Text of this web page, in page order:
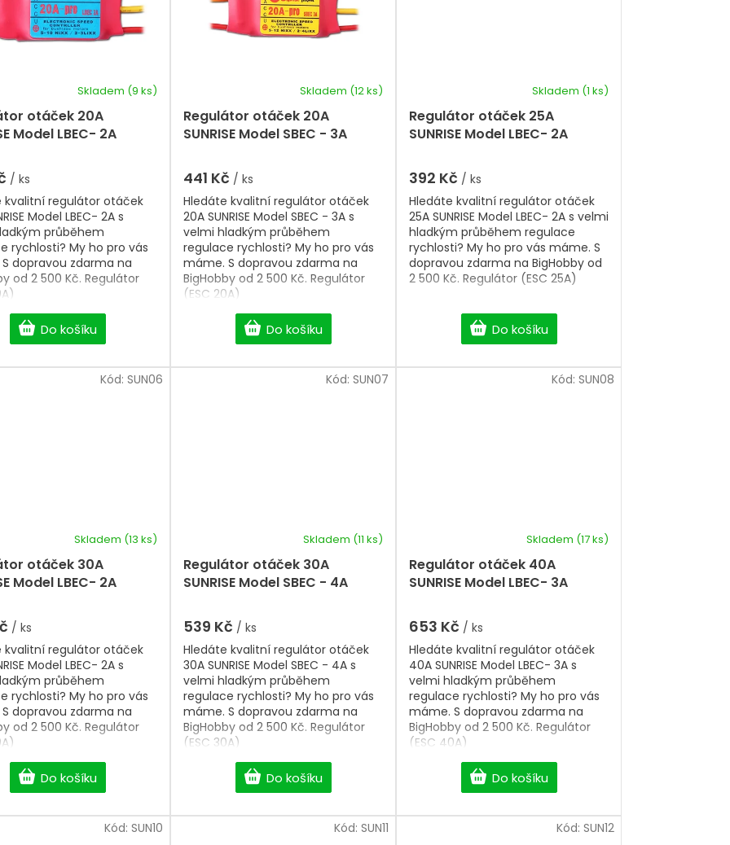
otáček 20A
Model LBEC- 2A
Skladem (9 ks)
/ ks
Do košíku
kvalitní regulátor otáček
Model LBEC- 2A s
průběhem
rychlosti? My ho pro vás
dopravou zdarma na
od 2 500 Kč. Regulátor
Regulátor otáček 20A
SUNRISE Model SBEC - 3A
Skladem (12 ks)
441 Kč / ks
Do košíku
Hledáte kvalitní regulátor otáček
20A SUNRISE Model SBEC - 3A s
velmi hladkým průběhem
regulace rychlosti? My ho pro vás
máme. S dopravou zdarma na
BigHobby od 2 500 Kč. Regulátor
(ESC 20A)
Regulátor otáček 25A
SUNRISE Model LBEC- 2A
Skladem (1 ks)
392 Kč / ks
Do košíku
Hledáte kvalitní regulátor otáček
25A SUNRISE Model LBEC- 2A s velmi
hladkým průběhem regulace
rychlosti? My ho pro vás máme. S
dopravou zdarma na BigHobby od
2 500 Kč. Regulátor (ESC 25A)
otáček 30A
Model LBEC- 2A
Skladem (13 ks)
/ ks
Do košíku
kvalitní regulátor otáček
Model LBEC- 2A s
průběhem
rychlosti? My ho pro vás
dopravou zdarma na
od 2 500 Kč. Regulátor
Kód: SUN06
Regulátor otáček 30A
SUNRISE Model SBEC - 4A
Skladem (11 ks)
539 Kč / ks
Do košíku
Hledáte kvalitní regulátor otáček
30A SUNRISE Model SBEC - 4A s
velmi hladkým průběhem
regulace rychlosti? My ho pro vás
máme. S dopravou zdarma na
BigHobby od 2 500 Kč. Regulátor
(ESC 30A)
Kód: SUN07
Regulátor otáček 40A
SUNRISE Model LBEC- 3A
Skladem (17 ks)
653 Kč / ks
Do košíku
Hledáte kvalitní regulátor otáček
40A SUNRISE Model LBEC- 3A s
velmi hladkým průběhem
regulace rychlosti? My ho pro vás
máme. S dopravou zdarma na
BigHobby od 2 500 Kč. Regulátor
(ESC 40A)
Kód: SUN08
Kód: SUN10 Kód: SUN11 Kód: SUN12